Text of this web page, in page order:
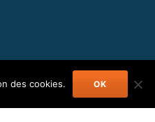
des cookies. OK